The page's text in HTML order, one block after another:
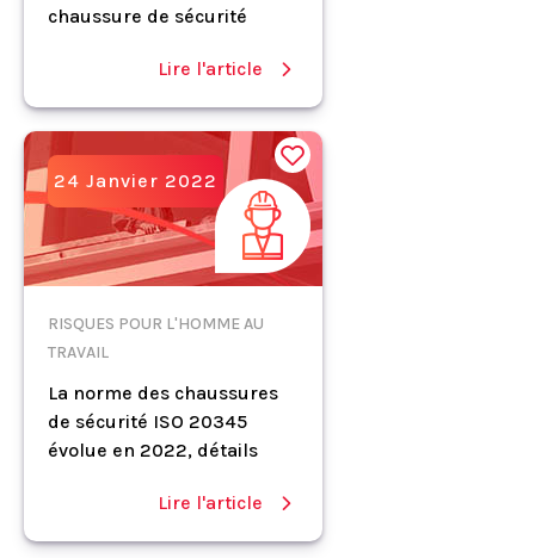
chaussure de sécurité
Lire l'article
24 Janvier 2022
RISQUES POUR L'HOMME AU
TRAVAIL
La norme des chaussures
de sécurité ISO 20345
évolue en 2022, détails
Lire l'article